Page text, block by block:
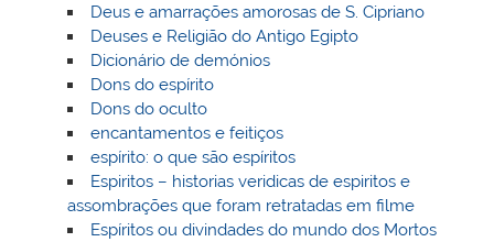
Deus e amarrações amorosas de S. Cipriano
Deuses e Religião do Antigo Egipto
Dicionário de demónios
Dons do espírito
Dons do oculto
encantamentos e feitiços
espírito: o que são espíritos
Espiritos – historias veridicas de espiritos e
assombrações que foram retratadas em filme
Espíritos ou divindades do mundo dos Mortos